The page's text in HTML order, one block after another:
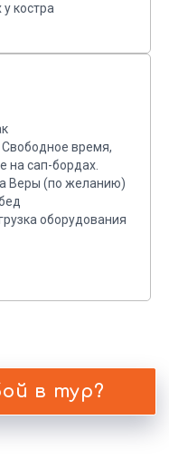
костра
время,
на сап-бордах.
Веры (по желанию)
оборудования